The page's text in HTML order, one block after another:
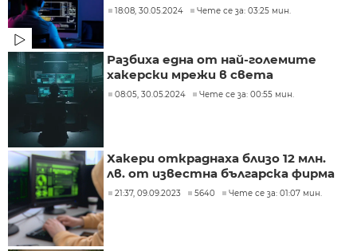
18:08, 30.05.2024 Чете се за: 03:25 мин.
Разбиха една от най-големите
хакерски мрежи в света
08:05, 30.05.2024 Чете се за: 00:55 мин.
Хакери откраднаха близо 12 млн.
лв. от известна българска фирма
21:37, 09.09.2023 5640 Чете се за: 01:07 мин.